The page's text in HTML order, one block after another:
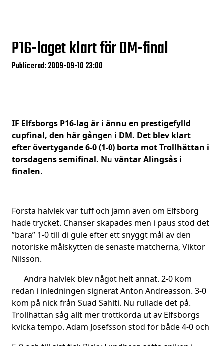
P16-laget klart för DM-final
Publicerad: 2009-09-10 23:00
IF Elfsborgs P16-lag är i ännu en prestigefylld
cupfinal, den här gången i DM. Det blev klart
efter övertygande 6-0 (1-0) borta mot Trollhättan i
torsdagens semifinal. Nu väntar Alingsås i
finalen.
Första halvlek var tuff och jämn även om Elfsborg
hade trycket. Chanser skapades men i paus stod det
”bara” 1-0 till di gule efter ett snyggt mål av den
notoriske målskytten de senaste matcherna, Viktor
Nilsson.
Andra halvlek blev något helt annat. 2-0 kom
redan i inledningen signerat Anton Andreasson. 3-0
kom på nick från Suad Sahiti. Nu rullade det på.
Trollhättan såg allt mer tröttkörda ut av Elfsborgs
kvicka tempo. Adam Josefsson stod för både 4-0 och